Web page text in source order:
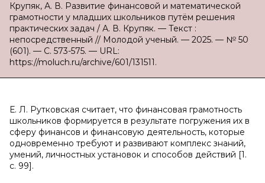
Крупяк, А. В. Развитие финансовой и математической
грамотности у младших школьников путём решения
практических задач / А. В. Крупяк. — Текст :
непосредственный // Молодой ученый. — 2025. — № 50
(601). — С. 573-575. — URL:
https://moluch.ru/archive/601/131511.
Е. Л. Рутковская считает, что финансовая грамотность
школьников формируется в результате погружения их в
сферу финансов и финансовую деятельность, которые
одновременно требуют и развивают комплекс знаний,
умений, личностных установок и способов действий [1.
с. 99].